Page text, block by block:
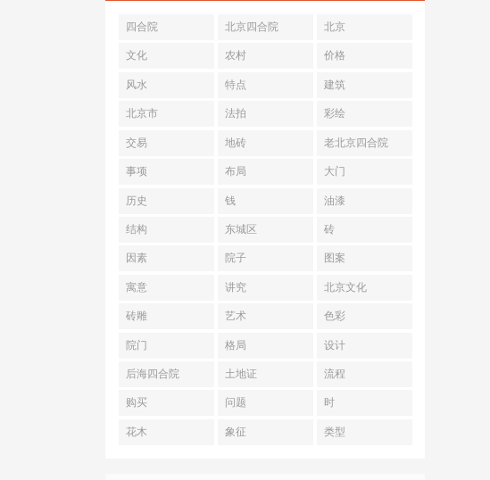
四合院 北京四合院 北京
文化 农村 价格
风水 特点 建筑
北京市 法拍 彩绘
交易 地砖 老北京四合院
事项 布局 大门
历史 钱 油漆
结构 东城区 砖
因素 院子 图案
寓意 讲究 北京文化
砖雕 艺术 色彩
院门 格局 设计
后海四合院 土地证 流程
购买 问题 时
花木 象征 类型